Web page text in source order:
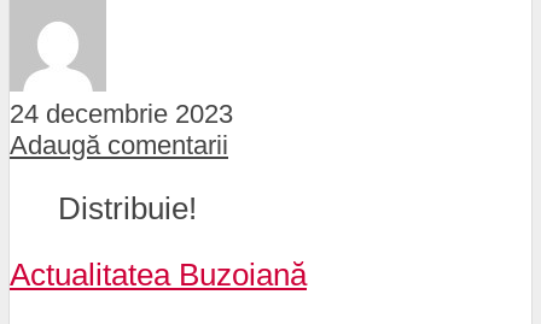
24 decembrie 2023
Adaugă comentarii
Distribuie!
Actualitatea Buzoiană